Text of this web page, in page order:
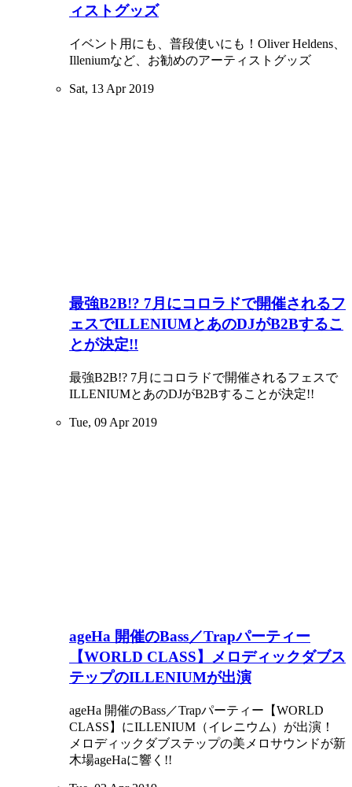
ィストグッズ
イベント用にも、普段使いにも！Oliver Heldens、
Illeniumなど、お勧めのアーティストグッズ
Sat, 13 Apr 2019
最強B2B!? 7月にコロラドで開催されるフ
ェスでILLENIUMとあのDJがB2Bするこ
とが決定!!
最強B2B!? 7月にコロラドで開催されるフェスで
ILLENIUMとあのDJがB2Bすることが決定!!
Tue, 09 Apr 2019
ageHa 開催のBass／Trapパーティー
【WORLD CLASS】メロディックダブス
テップのILLENIUMが出演
ageHa 開催のBass／Trapパーティー【WORLD
CLASS】にILLENIUM（イレニウム）が出演！
メロディックダブステップの美メロサウンドが新
木場ageHaに響く!!